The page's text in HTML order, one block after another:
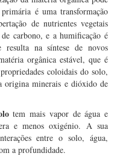
é uma transformação
de nutrientes vegetais
carbono, e a humificação é
resulta na síntese de novos
orgânica estável, que é
coloidais do solo,
origina minerais e dióxido de
tem mais vapor de água e
e menos oxigénio. A sua
entre o solo, água,
a profundidade.